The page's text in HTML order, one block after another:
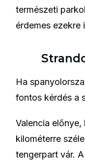
természeti
érdemes ezekre
Ha
fontos kérdés a
Valencia
kilométerre
tengerpart vár.